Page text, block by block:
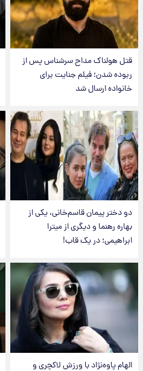
قتل هولناک مداح سرشناس پس از
ربوده شدن؛ فیلم جنایت برای
خانواده ارسال شد
دو دختر پیمان قاسم‌خانی، یکی از
بهاره رهنما و دیگری از میترا
ابراهیمی؛ در یک قاب!
الهام پاوه‌نژاد با ورزش لاکچری و